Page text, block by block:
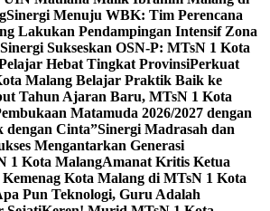
Sinergi Menuju WBK: Tim Perencana
Lakukan Pendampingan Intensif Zona
Sinergi Sukseskan OSN-P: MTsN 1 Kota
Hebat Tingkat ProvinsiPerkuat
Malang Belajar Praktik Baik ke
Tahun Ajaran Baru, MTsN 1 Kota
Matamuda 2026/2027 dengan
dengan Cinta”Sinergi Madrasah dan
Mengantarkan Generasi
1 Kota MalangAmanat Kritis Ketua
Kota Malang di MTsN 1 Kota
Pun Teknologi, Guru Adalah